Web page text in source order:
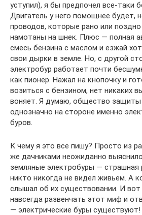
уступил), я бы предпочел все-таки
Двигатель у него помощнее будет,
проводов, которые рано или
намотаны на шнек. Плюс — полная
смесь бензина с маслом и езжай
свои дырки в земле. Но, с другой
электробур работает почти
как пионер. Нажал на кнопочку и
возиться с бензином, нет никаких
воняет. Я думаю, общество
однозначно на стороне именно
буров.
К чему я это все пишу? Просто из
же дачниками неожиданно
земляные электробуры — страшная
никто никогда не видел живьем. А
слышал об их существовании. И вот
навсегда развенчать этот миф и
— электрические буры